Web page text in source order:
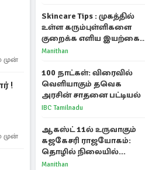
முன்
!
முன்
Skincare Tips : முகத்தில்
உள்ள கரும்புள்ளிகளை
குறைக்க எளிய இயற்கை
வழிகள்!
Manithan
100 நாட்கள்: விரைவில்
வெளியாகும் தவெக
அரசின் சாதனை பட்டியல்
IBC Tamilnadu
ஆகஸ்ட் 11ல் உருவாகும்
கஜகேசரி ராஜயோகம்:
தொழில் நிலையில்
அதிர்ஷ்டம் பெறும் 3
Manithan